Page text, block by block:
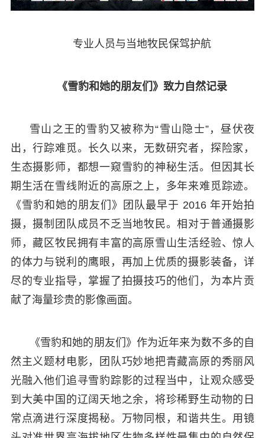
专业人员与当地牧民保驾护航
《雪豹和她的朋友们》致力自然记录
雪山之王的雪豹又被称为“雪山隐士”，昼伏夜
出，行踪难觅。长久以来，无数研究者，探险家，
生态摄影师，都想一窥雪豹的神秘生活。但因其长
期生活在雪线附近的高原之上，多年来难觅踪迹。
《雪豹和她的朋友们》团队最早于 2016 年开始拍
摄，摄制团队成员不乏当地牧民。相对于普通摄影
师，藏区牧民拥有丰富的高原雪山生活经验、惊人
的体力与锐利的鹰眼，再加上优质的摄影装备，详
尽的专业指导，掌握了拍摄技巧的他们，为本片贡
献了海量珍贵的影像画面。
《雪豹和她的朋友们》作为近年来为数不多的自
然主义题材电影，团队巧妙地把青藏高原的秀丽风
光融入他们追寻雪豹踪影的过程当中，让观众感受
到大美中国的辽阔天地之余，将珍稀野生动物的日
常点滴进行深度揭秘。万物同根，和谐共生。用镜